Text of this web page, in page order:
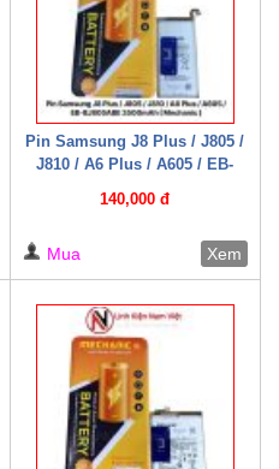
Pin Samsung J8 Plus / J805 /
J810 / A6 Plus / A605 / EB-
Mechanic )
140,000 đ
Mua Xem